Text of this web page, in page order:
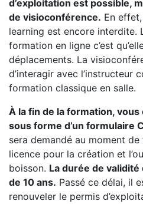
d’exploitation est possible,
de visioconférence. En
learning est encore interdite.
formation en ligne c’est
déplacements. La
d’interagir avec l’instructeur
formation classique en salle.
À la fin de la formation, vous
sous forme d’un formulaire
sera demandé au moment
licence pour la création et
boisson. La durée de
de 10 ans. Passé ce délai, il
renouveler le permis